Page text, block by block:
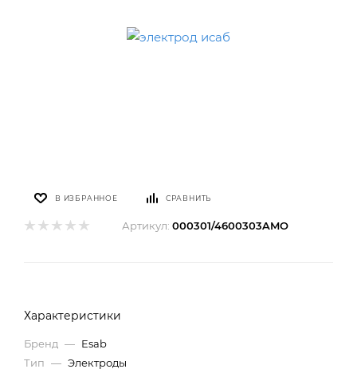
В ИЗБРАННОЕ СРАВНИТЬ
Артикул: 000301/4600303AMO
Характеристики
Бренд — Esab
Тип — Электроды